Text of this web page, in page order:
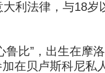
利法律，与18岁
比”，出生在摩
在贝卢斯科尼私